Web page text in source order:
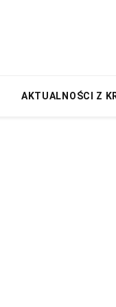
AKTUALNOŚCI Z